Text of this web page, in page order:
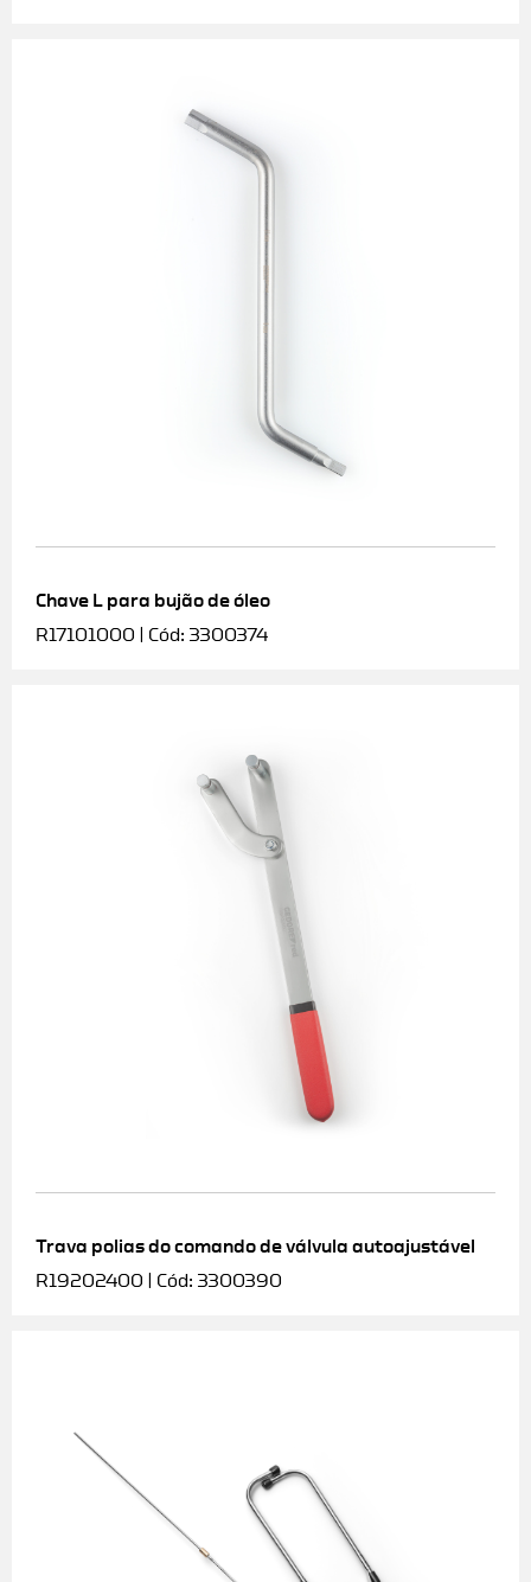
Chave L para bujão de óleo
R17101000 | Cód: 3300374
Trava polias do comando de válvula autoajustável
R19202400 | Cód: 3300390